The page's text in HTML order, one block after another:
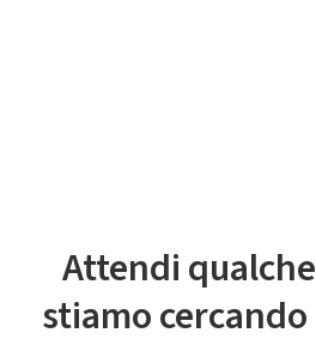
Attendi
stiamo